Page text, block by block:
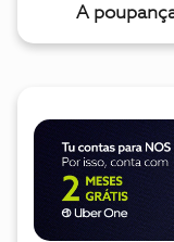
A